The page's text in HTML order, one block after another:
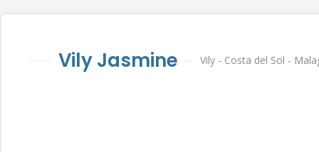
Vily Jasmine Vily - Costa del Sol -